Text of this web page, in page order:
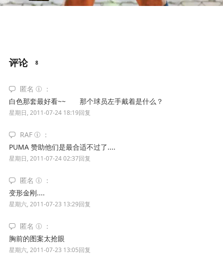
评论 8
匿名
白色那套最好看~~ 那个球员左手戴着是什么？
星期日, 2011-07-24 18:19回复
RAF
PUMA 赞助他们是最合适不过了....
星期日, 2011-07-24 02:37回复
匿名
变形金刚....
星期六, 2011-07-23 13:29回复
匿名
胸前的图案太抢眼
星期六, 2011-07-23 13:05回复